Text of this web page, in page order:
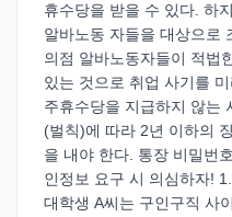
휴수당을 받을 수 있다. 하
알바노동 자들을 대상으로
의점 알바노동자들이 적법
있는 것으로 취업 사기를
주휴수당을 지급하지 않는
(벌칙)에 따라 2년 이하의
을 내야 한다. 통장 비밀번
인정보 요구 시 의심하자!
대학생 A씨는 구인구직 사